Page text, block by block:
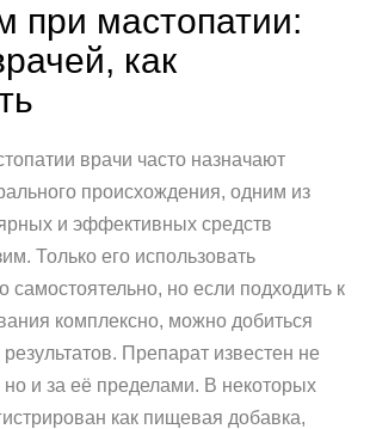
при мастопатии:
как
врачи часто назначают
происхождения, одним из
и эффективных средств
Только его использовать
самостоятельно, но если подходить к
комплексно, можно добиться
Препарат известен не
но и за её пределами. В некоторых
как пищевая добавка,